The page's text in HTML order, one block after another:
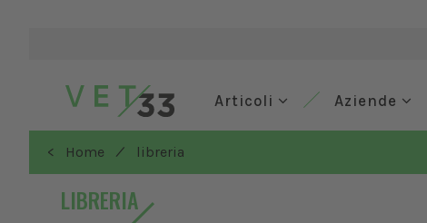
Articoli Aziende
< Home / libreria
LIBRERIA